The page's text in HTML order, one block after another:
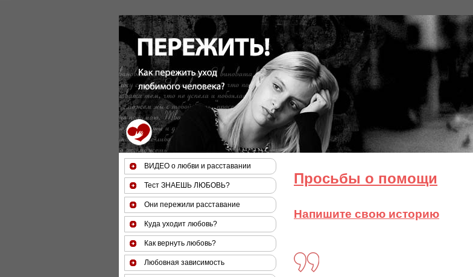
За 50 минут Вы можете оценить тяжесть своего состояния и
Просьбы о помощи
Напишите свою историю
ВИДЕО о любви и расставании
Тест ЗНАЕШЬ ЛЮБОВЬ?
Они пережили расставание
Куда уходит любовь?
Как вернуть любовь?
Любовная зависимость